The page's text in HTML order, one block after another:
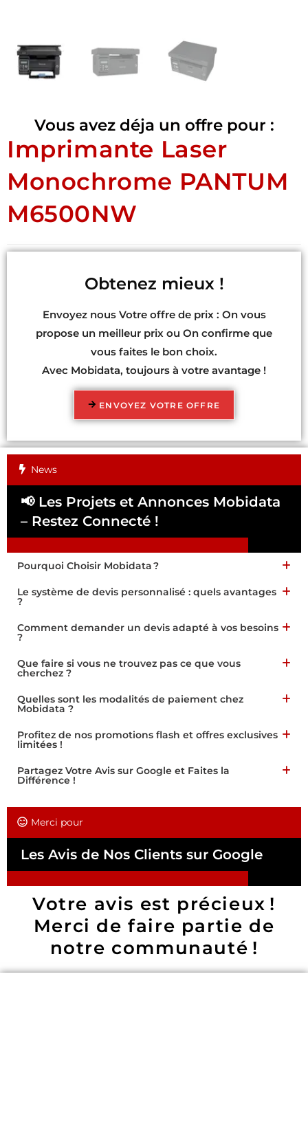
Vous avez déja un offre pour :
Imprimante Laser
Monochrome PANTUM
M6500NW
Obtenez mieux !
Envoyez nous Votre offre de prix : On vous
propose un meilleur prix ou On confirme que
vous faites le bon choix.
Avec Mobidata, toujours à votre avantage !
ENVOYEZ VOTRE OFFRE
News
📢 Les Projets et Annonces Mobidata
– Restez Connecté !
Pourquoi Choisir Mobidata ?
Le système de devis personnalisé : quels avantages
?
Comment demander un devis adapté à vos besoins
?
Que faire si vous ne trouvez pas ce que vous
cherchez ?
Quelles sont les modalités de paiement chez
Mobidata ?
Profitez de nos promotions flash et offres exclusives
limitées !
Partagez Votre Avis sur Google et Faites la
Différence !
Merci pour
Les Avis de Nos Clients sur Google
Votre avis est précieux !
Merci de faire partie de
notre communauté !